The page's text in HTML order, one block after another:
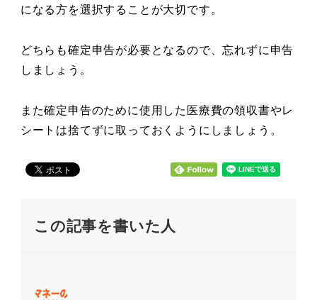
になる方を選択することが大切です。
どちらも確定申告が必要となるので、忘れずに申告
しましょう。
また確定申告のために使用した医療費の領収書やレ
シートは捨てずに取っておくようにしましょう。
この記事を書いた人